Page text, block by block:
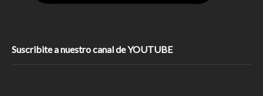
Suscribite a nuestro canal de YOUTUBE